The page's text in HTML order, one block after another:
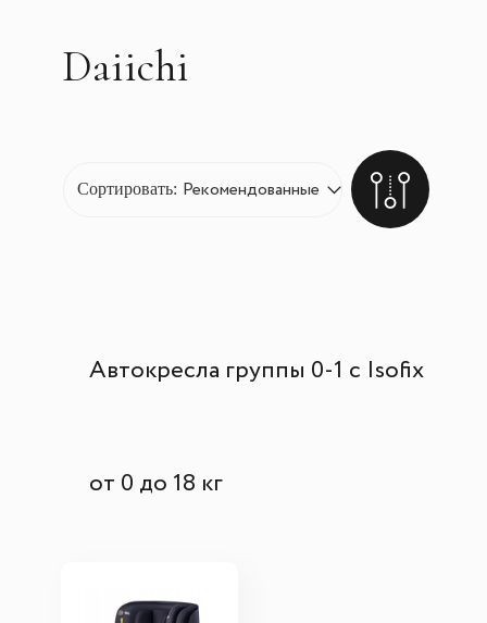
Daiichi
Сортировать:
Автокресла группы 0-1 с Isofix
от 0 до 18 кг